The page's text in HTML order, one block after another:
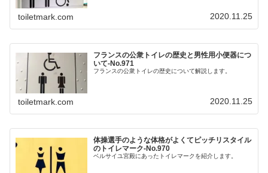
toiletmark.com 2020.11.25
フランスの公衆トイレの歴史と男性用小便器につ
いて‐No.971
フランスの公衆トイレの歴史について解説します。
toiletmark.com 2020.11.25
体操選手のような体格がよくてピッチリスタイル
のトイレマーク‐No.970
ベルサイユ宮殿にあったトイレマークを紹介します。